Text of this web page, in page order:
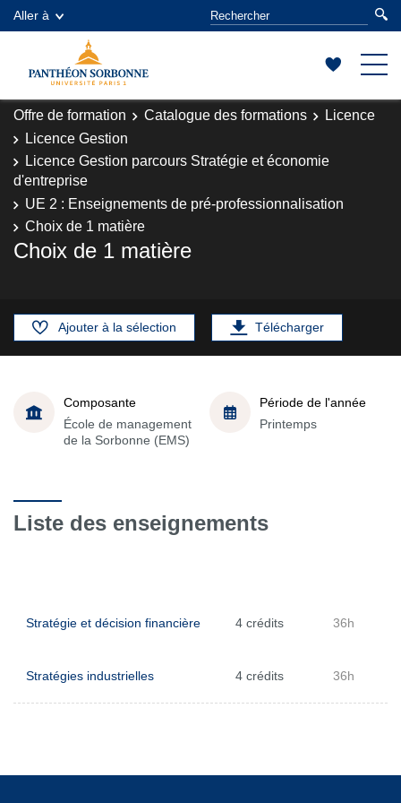
Aller à
Offre de formation Catalogue des formations
Licence
Licence Gestion
Licence Gestion parcours Stratégie et économie
d'entreprise
UE 2 : Enseignements de pré-professionnalisation
Choix de 1 matière
Choix de 1 matière
Ajouter à la sélection Télécharger
Composante
École de management
de la Sorbonne (EMS)
Période de l'année
Printemps
Liste des enseignements
Stratégie et décision financière 4 crédits 36h
Stratégies industrielles 4 crédits 36h